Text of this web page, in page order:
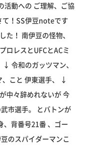
活動への ご理解、ご協
て！SS伊豆noteです
た！ 南伊豆の怪物、
ロレスとUFCとACミ
令和のガッツマン、
こと 伊東選手、 ↓
中々辞めれないが 今
市選手。 とバトンが
、背番号21番 、ゴー
のスパイダーマンこ